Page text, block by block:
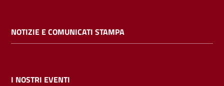
NOTIZIE E COMUNICATI STAMPA
I NOSTRI EVENTI